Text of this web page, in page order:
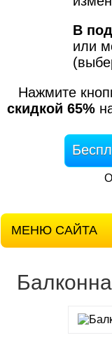
В
или
Нажмите
скидкой 65%
МЕНЮ САЙТА